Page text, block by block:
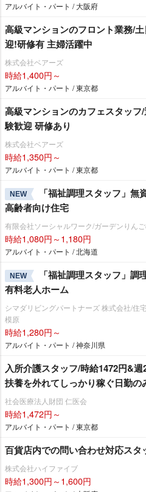
アルバイト・パート / 大阪府
⾼級マンションのフロント業務/
迎!研修有 主婦活躍中
株式会社ベアーズ
時給1,400円～
アルバイト・パート / 東京都
高級マンションのカフェスタッ
験歓迎 研修あり
株式会社ベアーズ
時給1,350円～
アルバイト・パート / 東京都
NEW
「福祉調理スタッフ」
高齢者向け住宅
有限会社ソーシャルワーク/ガーデンりん
時給1,080円～1,180円
アルバイト・パート / 北海道
NEW
「福祉調理スタッフ」
有料老人ホーム
シマダリビングパートナーズ 株式会社/住
模原
時給1,280円～
アルバイト・パート / 神奈川県
入所介護スタッフ/時給1472円&
扶養を外れてしっかり稼ぐ日勤の
社会医療法人財団 仁医会
時給1,472円～
アルバイト・パート / 東京都
百貨店内での問い合わせ対応スタ
株式会社ハイファイブ
時給1,300円～1,600円